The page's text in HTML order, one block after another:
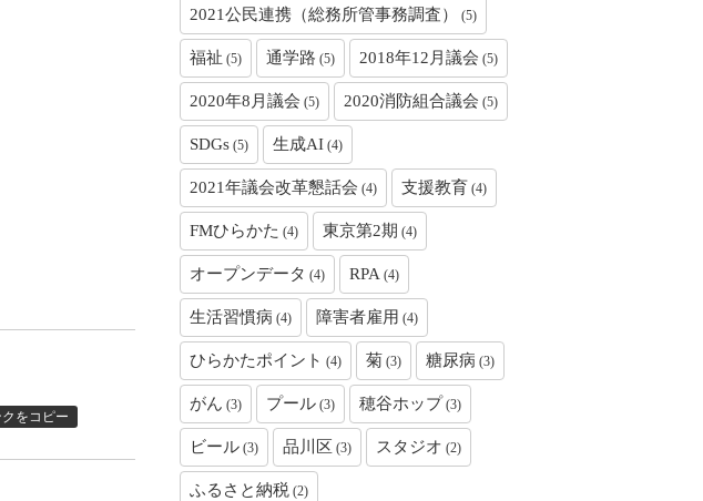
2021公民連携（総務所管事務調査） (5)
福祉 (5) 通学路 (5) 2018年12月議会 (5)
2020年8月議会 (5) 2020消防組合議会 (5)
SDGs (5) 生成AI (4)
2021年議会改革懇話会 (4) 支援教育 (4)
FMひらかた (4) 東京第2期 (4)
オープンデータ (4) RPA (4)
生活習慣病 (4) 障害者雇用 (4)
ひらかたポイント (4) 菊 (3) 糖尿病 (3)
がん (3) プール (3) 穂谷ホップ (3)
ビール (3) 品川区 (3) スタジオ (2)
ふるさと納税 (2)